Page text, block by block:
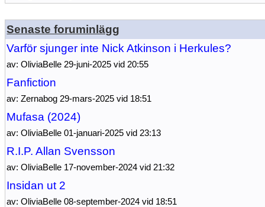
Senaste foruminlägg
Varför sjunger inte Nick Atkinson i Herkules?
av: OliviaBelle 29-juni-2025 vid 20:55
Fanfiction
av: Zernabog 29-mars-2025 vid 18:51
Mufasa (2024)
av: OliviaBelle 01-januari-2025 vid 23:13
R.I.P. Allan Svensson
av: OliviaBelle 17-november-2024 vid 21:32
Insidan ut 2
av: OliviaBelle 08-september-2024 vid 18:51